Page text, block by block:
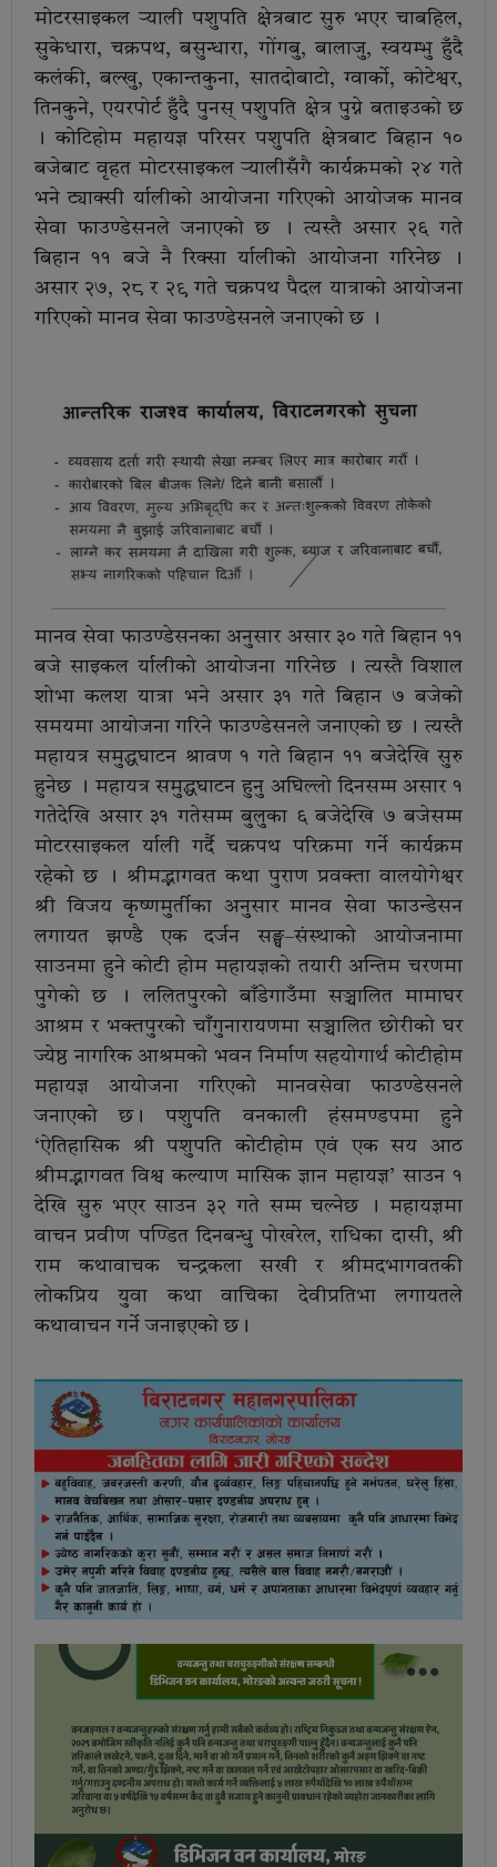
मोटरसाइकल र्‍याली पशुपति क्षेत्रबाट सुरु भएर चाबहिल,
सुकेधारा, चक्रपथ, बसुन्धारा, गोंगबु, बालाजु, स्वयम्भु हुँदै
कलंकी, बल्खु, एकान्तकुना, सातदोबाटो, ग्वार्को, कोटेश्वर,
तिनकुने, एयरपोर्ट हुँदै पुनस् पशुपति क्षेत्र पुग्ने बताइउको छ
। कोटिहोम महायज्ञ परिसर पशुपति क्षेत्रबाट बिहान १०
बजेबाट वृहत मोटरसाइकल र्‍यालीसँगै कार्यक्रमको २४ गते
भने ट्याक्सी र्यालीको आयोजना गरिएको आयोजक मानव
सेवा फाउण्डेसनले जनाएको छ । त्यस्तै असार २६ गते
बिहान ११ बजे नै रिक्सा र्यालीको आयोजना गरिनेछ ।
असार २७, २८ र २९ गते चक्रपथ पैदल यात्राको आयोजना
गरिएको मानव सेवा फाउण्डेसनले जनाएको छ ।
मानव सेवा फाउण्डेसनका अनुसार असार ३० गते बिहान ११
बजे साइकल र्यालीको आयोजना गरिनेछ । त्यस्तै विशाल
शोभा कलश यात्रा भने असार ३१ गते बिहान ७ बजेको
समयमा आयोजना गरिने फाउण्डेसनले जनाएको छ । त्यस्तै
महायत्र समुद्धघाटन श्रावण १ गते बिहान ११ बजेदेखि सुरु
हुनेछ । महायत्र समुद्धघाटन हुनु अघिल्लो दिनसम्म असार १
गतेदेखि असार ३१ गतेसम्म बुलुका ६ बजेदेखि ७ बजेसम्म
मोटरसाइकल र्याली गर्दै चक्रपथ परिक्रमा गर्ने कार्यक्रम
रहेको छ । श्रीमद्भागवत कथा पुराण प्रवक्ता वालयोगेश्वर
श्री विजय कृष्णमुर्तीका अनुसार मानव सेवा फाउन्डेसन
लगायत झण्डै एक दर्जन सङ्घ–संस्थाको आयोजनामा
साउनमा हुने कोटी होम महायज्ञको तयारी अन्तिम चरणमा
पुगेको छ । ललितपुरको बाँडेगाउँमा सञ्चालित मामाघर
आश्रम र भक्तपुरको चाँगुनारायणमा सञ्चालित छोरीको घर
ज्येष्ठ नागरिक आश्रमको भवन निर्माण सहयोगार्थ कोटीहोम
महायज्ञ आयोजना गरिएको मानवसेवा फाउण्डेसनले
जनाएको छ। पशुपति वनकाली हंसमण्डपमा हुने
‘ऐतिहासिक श्री पशुपति कोटीहोम एवं एक सय आठ
श्रीमद्भागवत विश्व कल्याण मासिक ज्ञान महायज्ञ’ साउन १
देखि सुरु भएर साउन ३२ गते सम्म चल्नेछ । महायज्ञमा
वाचन प्रवीण पण्डित दिनबन्धु पोखरेल, राधिका दासी, श्री
राम कथावाचक चन्द्रकला सखी र श्रीमदभागवतकी
लोकप्रिय युवा कथा वाचिका देवीप्रतिभा लगायतले
कथावाचन गर्ने जनाइएको छ।